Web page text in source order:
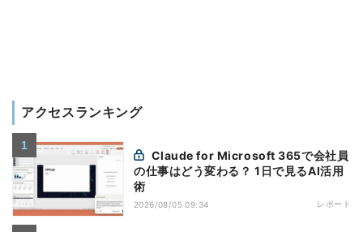
アクセスランキング
の仕事はどう変わる？ 1日で見るAI活用
術
2026/08/05 09:34 レポート